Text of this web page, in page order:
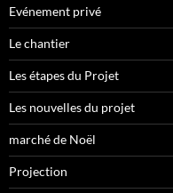
Evénement privé
Le chantier
Les étapes du Projet
Les nouvelles du projet
marché de Noël
Projection